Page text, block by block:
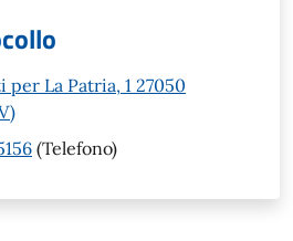
per La Patria, 1 27050
(Telefono)